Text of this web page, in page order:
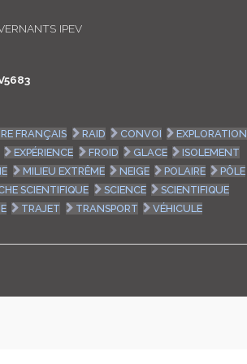
IPEV
FRANÇAIS RAID CONVOI
EXPLORATION
EXPÉRIENCE
FROID GLACE
ISOLEMENT
MILIEU EXTRÊME NEIGE POLAIRE
PÔLE
SCIENTIFIQUE
SCIENCE
SCIENTIFIQUE
TRAJET TRANSPORT VÉHICULE